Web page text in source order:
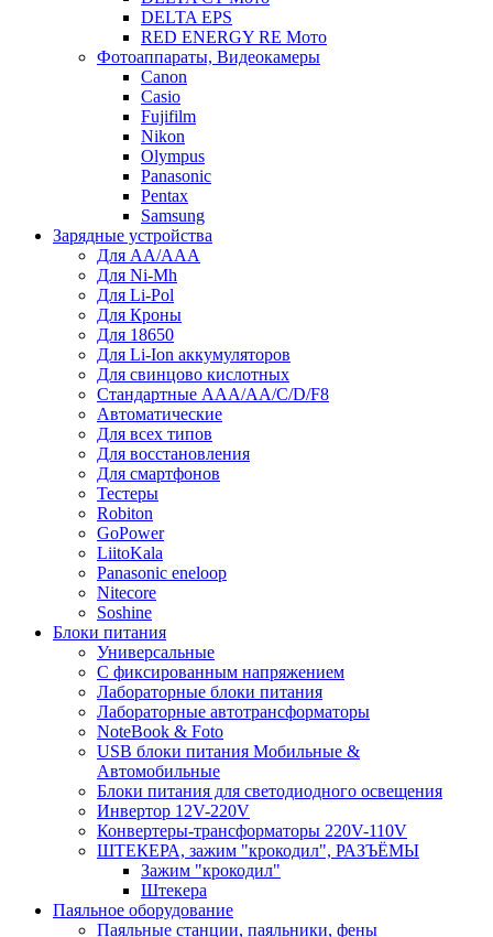
DELTA EPS
RED ENERGY RE Мото
Фотоаппараты, Видеокамеры
Canon
Casio
Fujifilm
Nikon
Olympus
Panasonic
Pentax
Samsung
Зарядные устройства
Для AA/AAA
Для Ni-Mh
Для Li-Pol
Для Кроны
Для 18650
Для Li-Ion аккумуляторов
Для свинцово кислотных
Стандартные ААА/АА/С/D/F8
Автоматические
Для всех типов
Для восстановления
Для смартфонов
Тестеры
Robiton
GoPower
LiitoKala
Panasonic eneloop
Nitecore
Soshine
Блоки питания
Универсальные
C фиксированным напряжением
Лабораторные блоки питания
Лабораторные автотрансформаторы
NoteBook & Foto
USB блоки питания Мобильные &
Автомобильные
Блоки питания для светодиодного освещения
Инвертор 12V-220V
Конвертеры-трансформаторы 220V-110V
ШТЕКЕРА, зажим "крокодил", РАЗЪЁМЫ
Зажим "крокодил"
Штекера
Паяльное оборудование
Паяльные станции, паяльники, фены